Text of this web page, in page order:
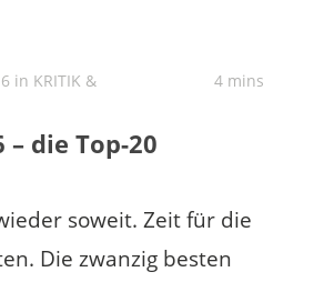
in KRITIK &
4 mins
– die Top-20
soweit. Zeit für die
Die zwanzig besten